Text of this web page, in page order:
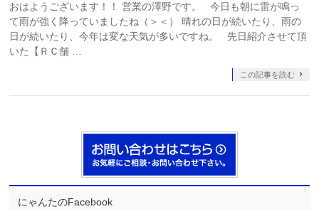
おはようございます！！ 営業の澤野です。 今日も朝に雷が鳴っ
て雨が強く降っていましたね（＞＜） 晴れの日が続いたり、雨の
日が続いたり、今年は変な天気が多いですね。 先日紹介させて頂
いた【ＲＣ舗 …
この記事を読む
にゃんたのFacebook